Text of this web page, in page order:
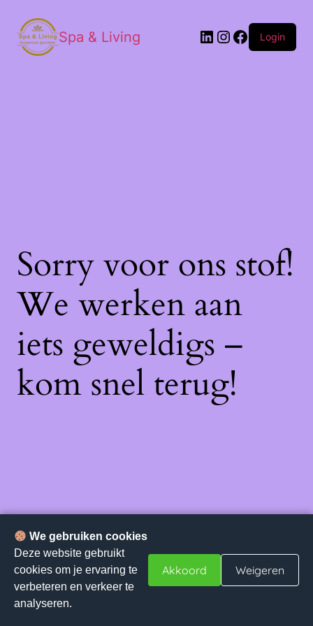
Spa & Living Login
Sorry voor ons stof!
We werken aan
iets geweldigs –
kom snel terug!
We gebruiken cookies
Deze website gebruikt
cookies om je ervaring te
verbeteren en verkeer te
analyseren.
Akkoord Weigeren